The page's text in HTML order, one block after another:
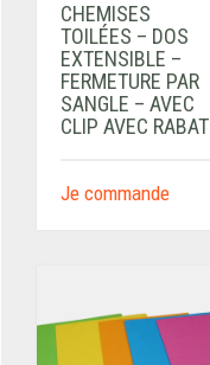
CHEMISES
TOILÉES – DOS
EXTENSIBLE –
FERMETURE PAR
SANGLE – AVEC
CLIP AVEC RABAT
Je commande